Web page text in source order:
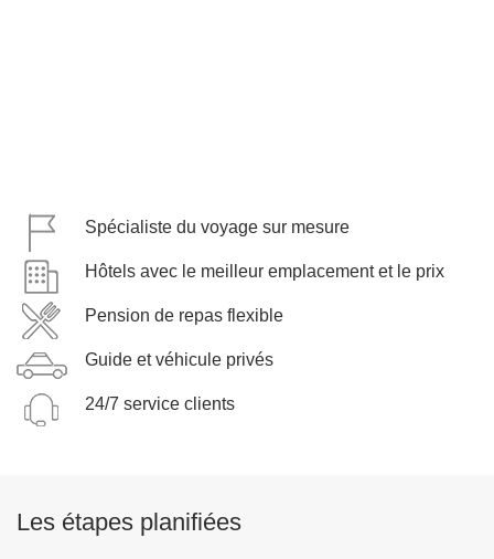
Spécialiste du voyage sur mesure
Hôtels avec le meilleur emplacement et le prix
Pension de repas flexible
Guide et véhicule privés
24/7 service clients
Les étapes planifiées